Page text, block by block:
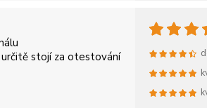
stojí za otestování